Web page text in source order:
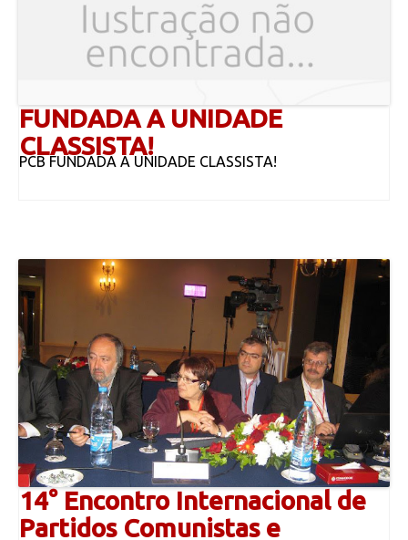
FUNDADA A UNIDADE
CLASSISTA!
PCB FUNDADA A UNIDADE CLASSISTA!
14° Encontro Internacional de
Partidos Comunistas e